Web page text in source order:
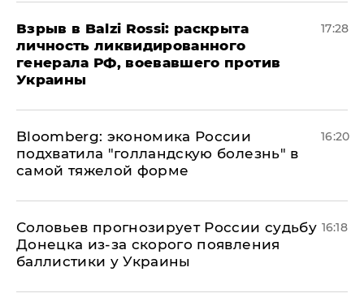
​Взрыв в Balzi Rossi: раскрыта
личность ликвидированного
генерала РФ, воевавшего против
Украины
17:28
Bloomberg: экономика России
подхватила "голландскую болезнь" в
самой тяжелой форме
16:20
Соловьев прогнозирует России судьбу
Донецка из-за скорого появления
баллистики у Украины
16:18